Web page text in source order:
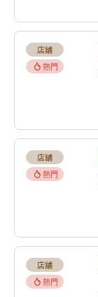
店舖
熱門
店舖
熱門
店舖
熱門